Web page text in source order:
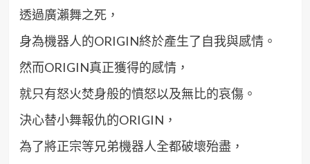
透過廣瀨舞之死，
身為機器人的ORIGIN終於產生了自我與感情。
然而ORIGIN真正獲得的感情，
就只有怒火焚身般的憤怒以及無比的哀傷。
決心替小舞報仇的ORIGIN，
為了將正宗等兄弟機器人全都破壞殆盡，